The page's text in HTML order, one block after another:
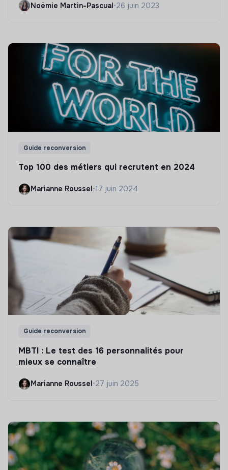
Noëmie Martin-Pascual•26 juin 2023
Guide reconversion
Top 100 des métiers qui recrutent en 2024
Marianne Roussel •17 juin 2024
Guide reconversion
MBTI : Le test des 16 personnalités pour
mieux se connaître
Marianne Roussel•27 juin 2025